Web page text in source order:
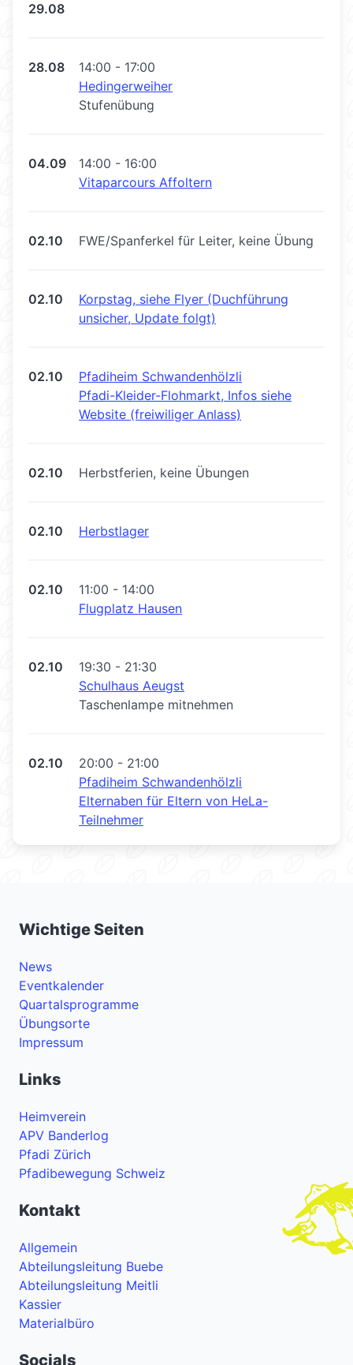
29.08
28.08
14:00 - 17:00
Hedingerweiher
Stufenübung
04.09
14:00 - 16:00
Vitaparcours Affoltern
02.10 FWE/Spanferkel für Leiter, keine Übung
02.10
Korpstag, siehe Flyer (Duchführung
unsicher, Update folgt)
02.10
Pfadiheim Schwandenhölzli
Pfadi-Kleider-Flohmarkt, Infos siehe
Website (freiwiliger Anlass)
02.10 Herbstferien, keine Übungen
02.10 Herbstlager
02.10
11:00 - 14:00
Flugplatz Hausen
02.10
19:30 - 21:30
Schulhaus Aeugst
Taschenlampe mitnehmen
02.10
20:00 - 21:00
Pfadiheim Schwandenhölzli
Elternaben für Eltern von HeLa-
Teilnehmer
Wichtige Seiten
News
Eventkalender
Quartalsprogramme
Übungsorte
Impressum
Links
Heimverein
APV Banderlog
Pfadi Zürich
Pfadibewegung Schweiz
Kontakt
Allgemein
Abteilungsleitung Buebe
Abteilungsleitung Meitli
Kassier
Materialbüro
Socials